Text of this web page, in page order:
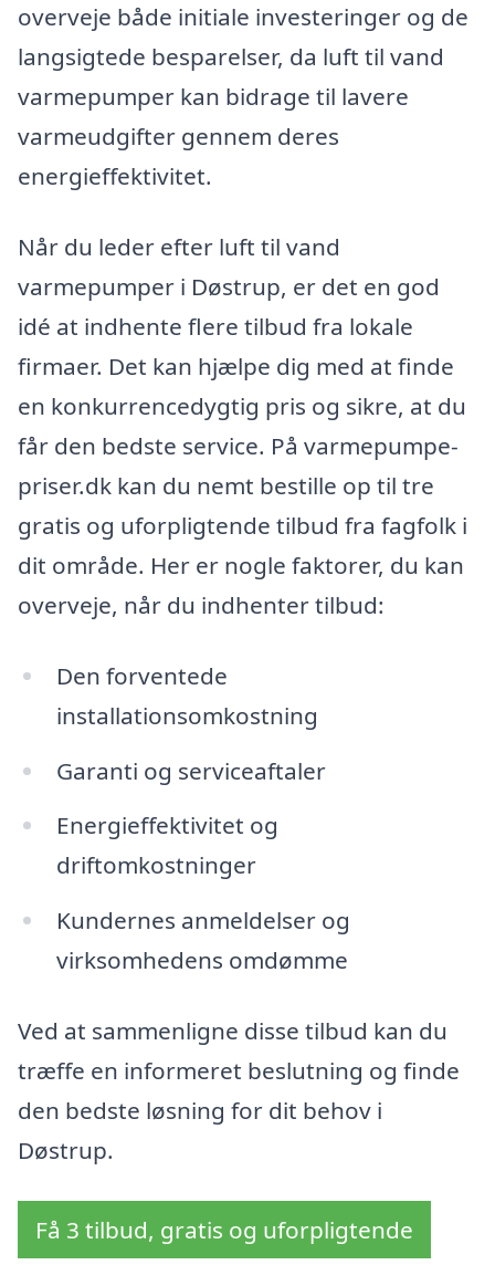
overveje både initiale investeringer og de
langsigtede besparelser, da luft til vand
varmepumper kan bidrage til lavere
varmeudgifter gennem deres
energieffektivitet.
Når du leder efter luft til vand
varmepumper i Døstrup, er det en god
idé at indhente flere tilbud fra lokale
firmaer. Det kan hjælpe dig med at finde
en konkurrencedygtig pris og sikre, at du
får den bedste service. På varmepumpe-
priser.dk kan du nemt bestille op til tre
gratis og uforpligtende tilbud fra fagfolk i
dit område. Her er nogle faktorer, du kan
overveje, når du indhenter tilbud:
Den forventede
installationsomkostning
Garanti og serviceaftaler
Energieffektivitet og
driftomkostninger
Kundernes anmeldelser og
virksomhedens omdømme
Ved at sammenligne disse tilbud kan du
træffe en informeret beslutning og finde
den bedste løsning for dit behov i
Døstrup.
Få 3 tilbud, gratis og uforpligtende